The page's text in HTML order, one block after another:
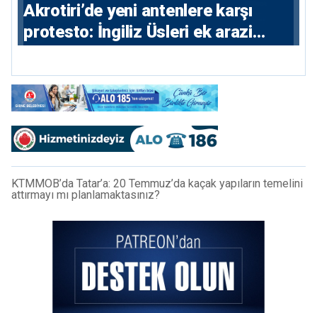
⁠Akrotiri’de yeni antenlere karşı
protesto: İngiliz Üsleri ek arazi
KTMMOB’da Tatar’a: 20 Temmuz’da kaçak yapıların temelini
attırmayı mı planlamaktasınız?